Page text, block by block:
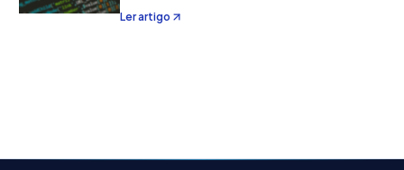
utilização site La Jolla. Para quem não sabe, o
La Jolla é um dos repositórios mais
Ler artigo